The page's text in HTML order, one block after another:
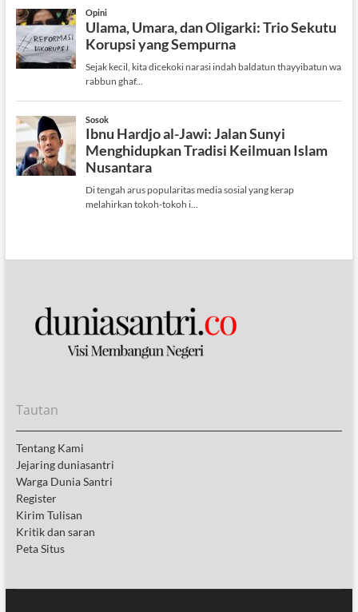
Tautan
Tentang Kami
Jejaring duniasantri
Warga Dunia Santri
Register
Kirim Tulisan
Kritik dan saran
Peta Situs